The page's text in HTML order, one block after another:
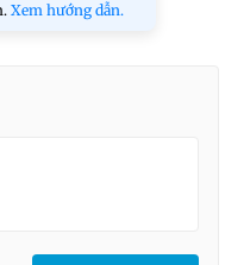
Xem hướng dẫn.